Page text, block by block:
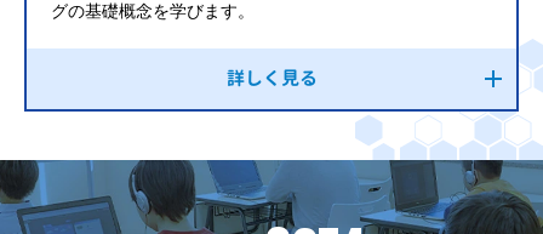
グの基礎概念を学びます。
詳しく見る